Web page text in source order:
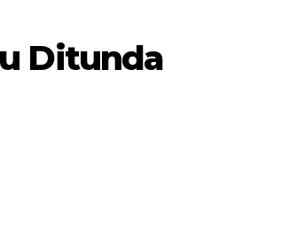
Ditunda